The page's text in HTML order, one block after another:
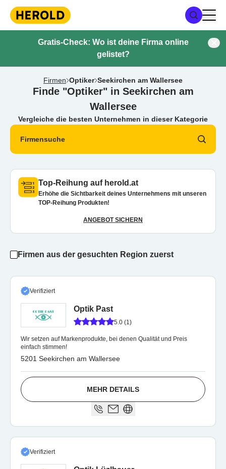
Gratis-Check: Wo ist deine Firma online
gelistet?
Firmen Optiker Seekirchen am Wallersee
Finde "Optiker" in Seekirchen am
Wallersee
Vergleiche die besten Unternehmen in dieser Kategorie
Firmensuche
Top-Reihung auf herold.at
Erhöhe die Sichtbarkeit deines Unternehmens mit unseren
TOP-Reihung Produkten!
ANGEBOT SICHERN
Firmen aus der gesuchten Region zuerst
Verifiziert
Optik Past
5.0 (1)
Wir setzen auf Markenprodukte, bei denen Qualität und Preis
einfach stimmen!
5201 Seekirchen am Wallersee
MEHR DETAILS
Verifiziert